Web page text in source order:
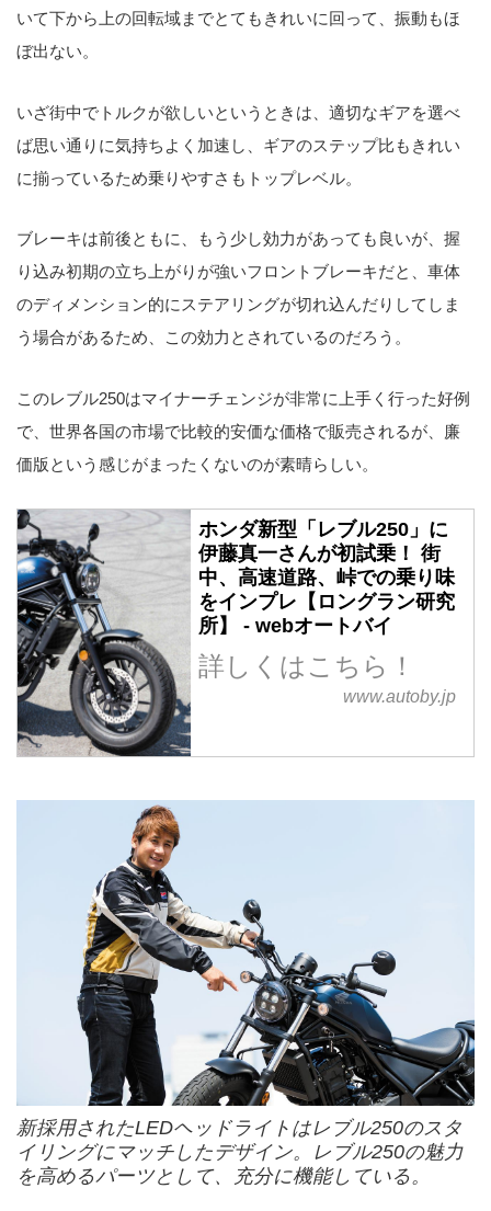
いて下から上の回転域までとてもきれいに回って、振動もほ
ぼ出ない。
いざ街中でトルクが欲しいというときは、適切なギアを選べ
ば思い通りに気持ちよく加速し、ギアのステップ比もきれい
に揃っているため乗りやすさもトップレベル。
ブレーキは前後ともに、もう少し効力があっても良いが、握
り込み初期の立ち上がりが強いフロントブレーキだと、車体
のディメンション的にステアリングが切れ込んだりしてしま
う場合があるため、この効力とされているのだろう。
このレブル250はマイナーチェンジが非常に上手く行った好例
で、世界各国の市場で比較的安価な価格で販売されるが、廉
価版という感じがまったくないのが素晴らしい。
ホンダ新型「レブル250」に
伊藤真一さんが初試乗！ 街
中、高速道路、峠での乗り味
をインプレ【ロングラン研究
所】 - webオートバイ
詳しくはこちら！
www.autoby.jp
新採用されたLEDヘッドライトはレブル250のスタ
イリングにマッチしたデザイン。レブル250の魅力
を高めるパーツとして、充分に機能している。